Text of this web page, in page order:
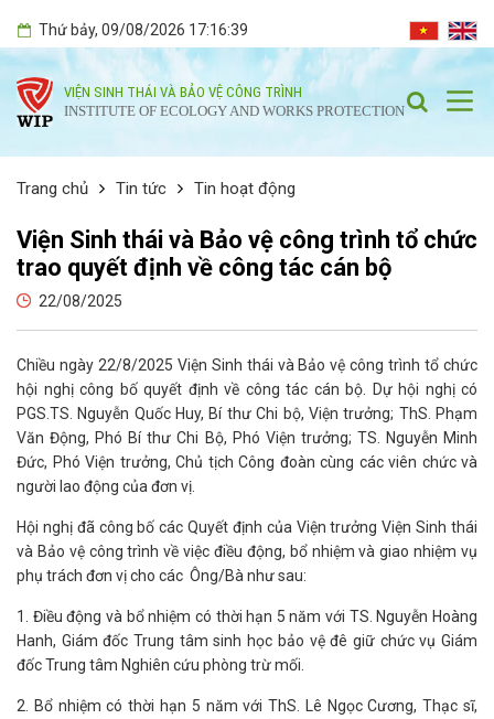
Thứ bảy, 09/08/2026 17:16:40
VIỆN SINH THÁI VÀ BẢO VỆ CÔNG TRÌNH
INSTITUTE OF ECOLOGY AND WORKS PROTECTION
Trang chủ Tin tức Tin hoạt động
Viện Sinh thái và Bảo vệ công trình tổ chức
trao quyết định về công tác cán bộ
22/08/2025
Chiều ngày 22/8/2025 Viện Sinh thái và Bảo vệ công trình tổ chức
hội nghị công bố quyết định về công tác cán bộ. Dự hội nghị có
PGS.TS. Nguyễn Quốc Huy, Bí thư Chi bộ, Viện trưởng; ThS. Phạm
Văn Động, Phó Bí thư Chi Bộ, Phó Viện trưởng; TS. Nguyễn Minh
Đức, Phó Viện trưởng, Chủ tịch Công đoàn cùng các viên chức và
người lao động của đơn vị.
Hội nghị đã công bố các Quyết định của Viện trưởng Viện Sinh thái
và Bảo vệ công trình về việc điều động, bổ nhiệm và giao nhiệm vụ
phụ trách đơn vị cho các Ông/Bà như sau:
1. Điều động và bổ nhiệm có thời hạn 5 năm với TS. Nguyễn Hoàng
Hanh, Giám đốc Trung tâm sinh học bảo vệ đê giữ chức vụ Giám
đốc Trung tâm Nghiên cứu phòng trừ mối.
2. Bổ nhiệm có thời hạn 5 năm với ThS. Lê Ngọc Cương, Thạc sĩ,